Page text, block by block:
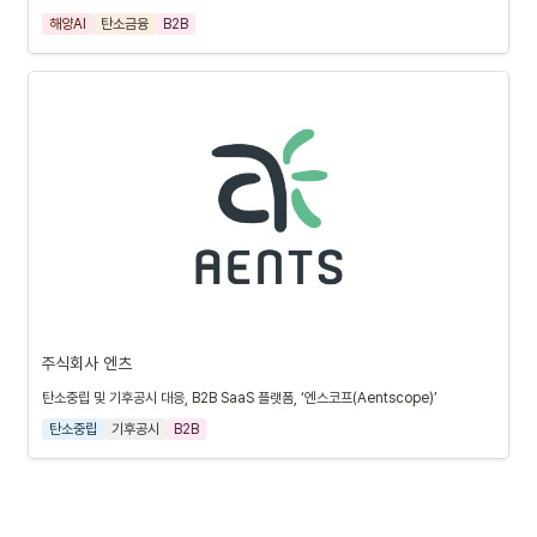
해양AI
탄소금융 B2B
주식회사 엔츠
탄소중립 및 기후공시 대응, B2B SaaS 플랫폼, ‘엔스코프(Aentscope)’
탄소중립
기후공시 B2B